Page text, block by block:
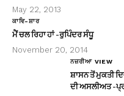
May 22, 2013
ਕਾਵਿ-ਸ਼ਾਰ
ਮੈਂ ਚਲ ਰਿਹਾ ਹਾਂ -ਰੁਪਿੰਦਰ ਸੰਧੂ
November 20, 2014
ਨਜ਼ਰੀਆ VIEW
ਸ਼ਾਸਨ ਤੋਂ ਮੁਕਤੀ
ਦੀ ਅਸਲੀਅਤ -